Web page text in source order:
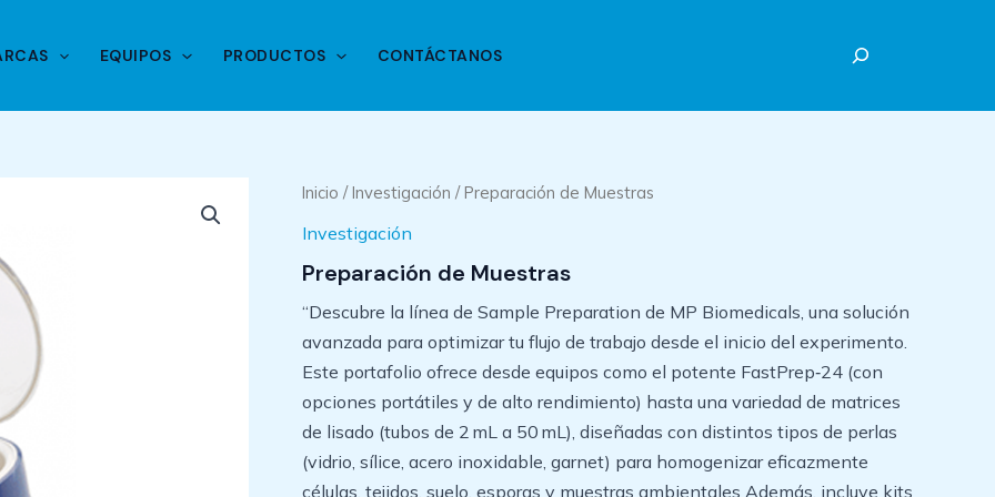
EQUIPOS PRODUCTOS CONTÁCTANOS
Inicio /Investigación / Preparación de Muestras
Investigación
Preparación de Muestras
“Descubre la línea de Sample Preparation de MP Biomedicals, una solución
avanzada para optimizar tu flujo de trabajo desde el inicio del experimento.
Este portafolio ofrece desde equipos como el potente FastPrep‑24 (con
opciones portátiles y de alto rendimiento) hasta una variedad de matrices
de lisado (tubos de 2 mL a 50 mL), diseñadas con distintos tipos de perlas
(vidrio, sílice, acero inoxidable, garnet) para homogenizar eficazmente
células, tejidos, suelo, esporas y muestras ambientales Además, incluye kits